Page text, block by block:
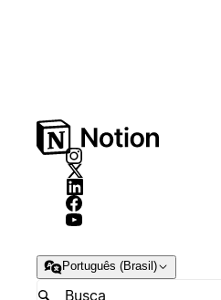
Português (Brasil)